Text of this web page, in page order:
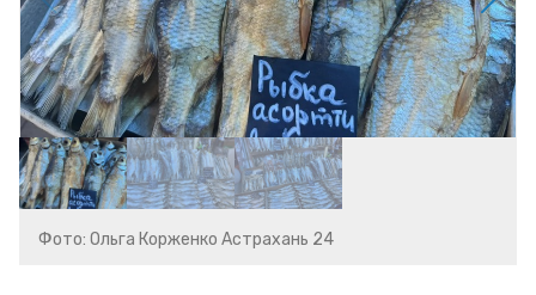
Фото: Ольга Корженко Астрахань 24